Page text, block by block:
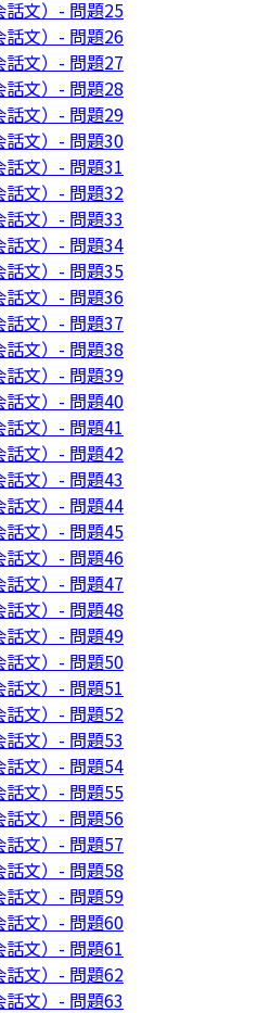
話文）- 問題25
話文）- 問題26
文）- 問題27
文）- 問題28
話文）- 問題29
話文）- 問題30
文）- 問題31
話文）- 問題32
文）- 問題33
話文）- 問題34
話文）- 問題35
話文）- 問題36
文）- 問題37
文）- 問題38
話文）- 問題39
話文）- 問題40
文）- 問題41
話文）- 問題42
文）- 問題43
話文）- 問題44
話文）- 問題45
話文）- 問題46
文）- 問題47
文）- 問題48
話文）- 問題49
話文）- 問題50
文）- 問題51
話文）- 問題52
文）- 問題53
話文）- 問題54
話文）- 問題55
話文）- 問題56
文）- 問題57
文）- 問題58
話文）- 問題59
話文）- 問題60
文）- 問題61
話文）- 問題62
文）- 問題63